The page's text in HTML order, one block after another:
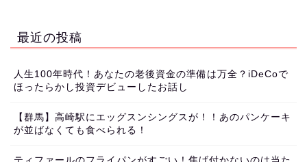
最近の投稿
人生100年時代！あなたの老後資金の準備は万全？iDeCoで
ほったらかし投資デビューしたお話し
【群馬】高崎駅にエッグスンシングスが！！あのパンケーキ
が並ばなくても食べられる！